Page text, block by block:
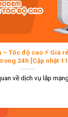
– Tốc độ cao ⚡ Giá
24h [Cập nhật
về dịch vụ lắp